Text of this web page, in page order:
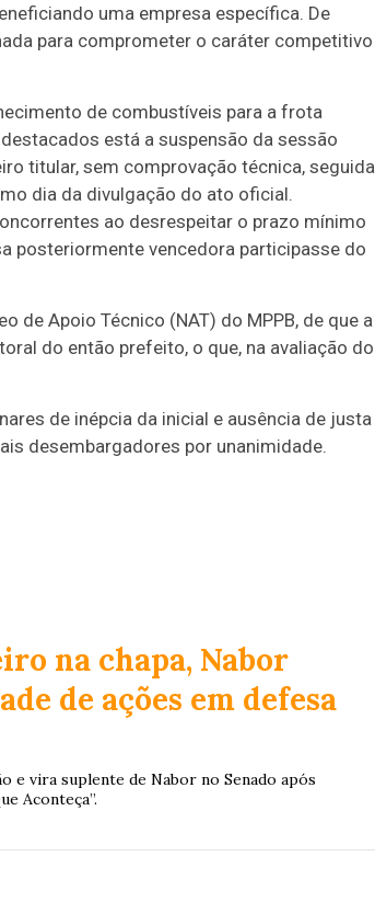
uma empresa específica. De
para comprometer o caráter competitivo
de combustíveis para a frota
está a suspensão da sessão
titular, sem comprovação técnica, seguida
dia da divulgação do ato oficial.
ao desrespeitar o prazo mínimo
posteriormente vencedora participasse do
Apoio Técnico (NAT) do MPPB, de que a
do então prefeito, o que, na avaliação do
de inépcia da inicial e ausência de justa
desembargadores por unanimidade.
na chapa, Nabor
de ações em defesa
e vira suplente de Nabor no Senado após
Aconteça”.